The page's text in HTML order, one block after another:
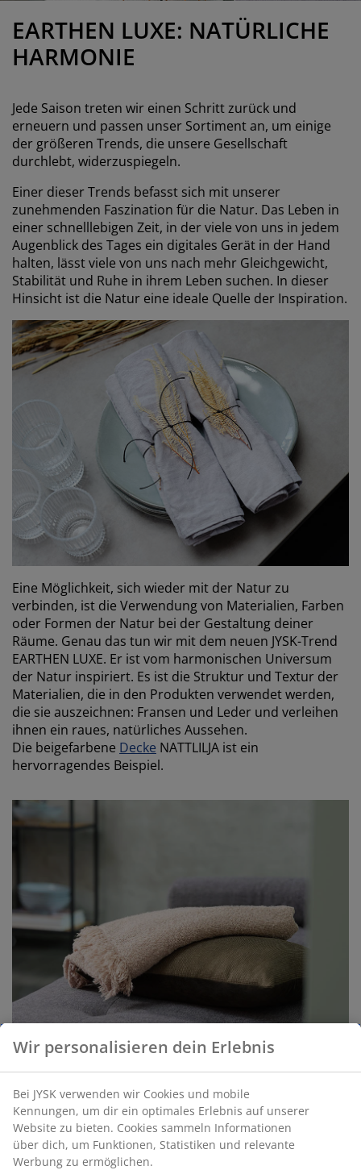
und Zubehör
& Bügeln
EARTHEN LUXE: NATÜRLICHE
HARMONIE
Jede Saison treten wir einen Schritt zurück und
erneuern und passen unser Sortiment an, um einige
der größeren Trends, die unsere Gesellschaft
durchlebt, widerzuspiegeln.
Einer dieser Trends befasst sich mit unserer
zunehmenden Faszination für die Natur. Das Leben in
einer schnelllebigen Zeit, in der viele von uns in jedem
Augenblick des Tages ein digitales Gerät in der Hand
halten, lässt viele von uns nach mehr Gleichgewicht,
Stabilität und Ruhe in ihrem Leben suchen. In dieser
Hinsicht ist die Natur eine ideale Quelle der Inspiration.
Eine Möglichkeit, sich wieder mit der Natur zu
verbinden, ist die Verwendung von Materialien, Farben
oder Formen der Natur bei der Gestaltung deiner
Räume. Genau das tun wir mit dem neuen JYSK-Trend
EARTHEN LUXE. Er ist vom harmonischen Universum
der Natur inspiriert. Es ist die Struktur und Textur der
Materialien, die in den Produkten verwendet werden,
die sie auszeichnen: Fransen und Leder und verleihen
ihnen ein raues, natürliches Aussehen.
Die beigefarbene Decke NATTLILJA ist ein
hervorragendes Beispiel.
und hat eine gewebte Baumwollschnur. Er ist praktisch,
dekorativ und in vielen verschiedenen Umgebungen
einsetzbar.
Wir personalisieren dein Erlebnis
Bei JYSK verwenden wir Cookies und mobile
Kennungen, um dir ein optimales Erlebnis auf unserer
Website zu bieten. Cookies sammeln Informationen
über dich, um Funktionen, Statistiken und relevante
Werbung zu ermöglichen.